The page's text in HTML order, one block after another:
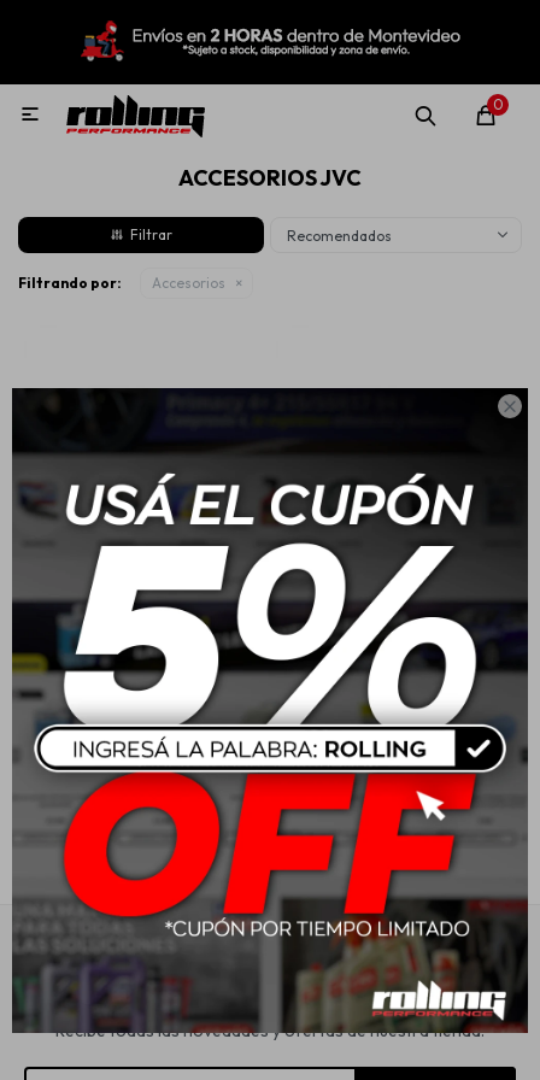

0

ACCESORIOS JVC
Recomendados
Filtrando por: Accesorios
Jvc Parlantes 6" 300W 2
vias
USD60,41
JVC Radio X280BT
BT/USB
USD 149,00
Suscríbete a nuestra newsletter
Recibe todas las novedades y ofertas de nuestra tienda.
MI CUENTA
Nuevo! Rolling Repuestos
Llantas
Aditivos
Aerosoles
Estética automotriz
Accesorios
Baterías
Repuestos
Servicios